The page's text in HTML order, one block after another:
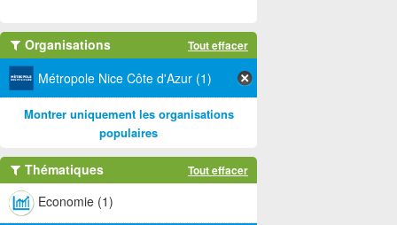
Organisations Tout effacer
Métropole Nice Côte d'Azur (1)
Montrer uniquement les organisations
populaires
Thématiques Tout effacer
Economie (1)